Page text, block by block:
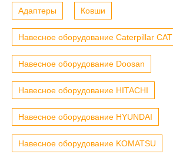
Адаптеры Ковши
Навесное оборудование Caterpillar CAT
Навесное оборудование Doosan
Навесное оборудование HITACHI
Навесное оборудование HYUNDAI
Навесное оборудование KOMATSU